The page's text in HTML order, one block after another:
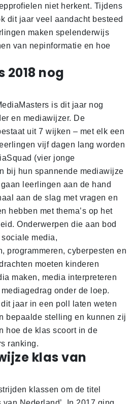
niet herkent. Tijdens
dit jaar veel aandacht besteed
maken spelenderwijs
van nepinformatie en hoe
2018 nog
is dit jaar nog
en mediawijzer. De
uit 7 wijken – met elk een
vijf dagen lang worden
(vier jonge
bij hun spannende mediawijze
leerlingen aan de hand
aan de slag met vragen en
hebben met thema’s op het
Onderwerpen die aan bod
media,
programmeren, cyberpesten en
moeten kinderen
maken, media interpreteren
onder de loep.
jaar in een poll laten weten
bepaalde stelling en kunnen zij
hoe de klas scoort in de
ranking.
klas van
klassen om de titel